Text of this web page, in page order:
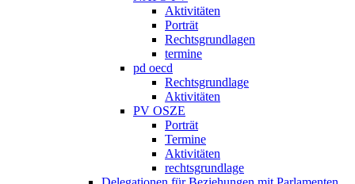
Aktivitäten
Porträt
Rechtsgrundlagen
termine
pd oecd
Rechtsgrundlage
Aktivitäten
PV OSZE
Porträt
Termine
Aktivitäten
rechtsgrundlage